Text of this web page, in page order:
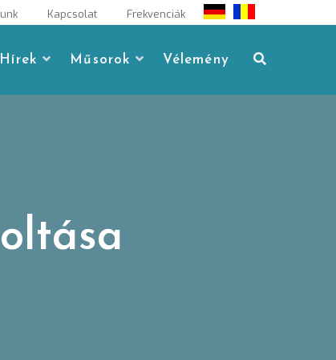
Kapcsolat Frekvenciák
Hírek Műsorok Vélemény